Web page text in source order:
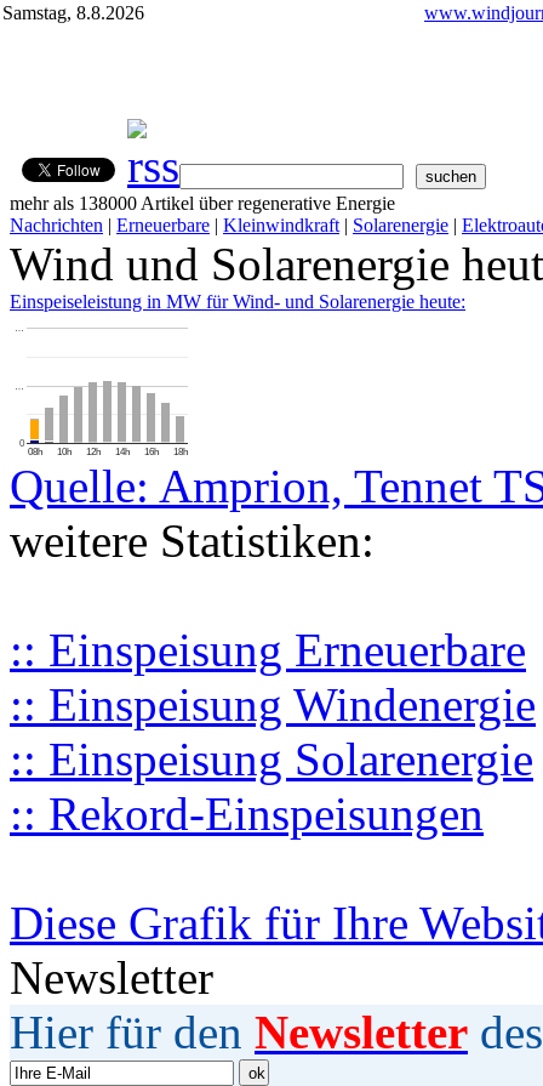
Samstag, 8.8.2026
mehr als 138000 Artikel über regenerative Energie
Nachrichten | Erneuerbare | Kleinwindkraft | Solarenergie |
Wind und Solarenergie
Einspeiseleistung in MW für Wind- und Solarenergie heute:
08h 10h 12h 14h 16h 18h
0
…
…
Quelle: Amprion, Tennet
weitere Statistiken:
:: Einspeisung Erneuerbare
:: Einspeisung Windenergie
:: Einspeisung Solarenergie
:: Rekord-Einspeisungen
Diese Grafik für Ihre
Newsletter
Hier für den Newsletter